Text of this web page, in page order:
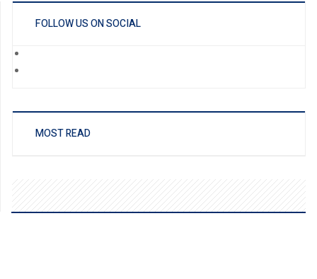
FOLLOW US ON SOCIAL
MOST READ